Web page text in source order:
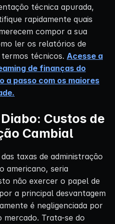
técnica apurada,
rapidamente quais
compor a sua
ler os relatórios de
técnicos. Acesse a
de finanças do
a passo com os maiores
Custos de
Cambial
taxas de administração
americano, seria
não exercer o papel de
a principal desvantagem
é negligenciada por
Trata-se do